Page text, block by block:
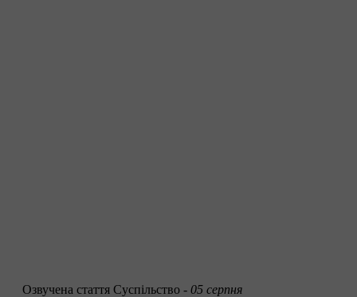
Озвучена стаття Суспільство - 05 серпня